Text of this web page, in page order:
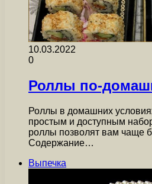
10.03.2022
0
Роллы по-
Роллы в домашних
простым и доступным
роллы позволят вам чаще
Содержание…
Выпечка